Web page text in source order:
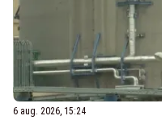
6 aug. 2026, 15:24